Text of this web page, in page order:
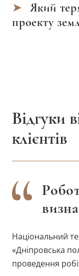
Який
проекту
Відгуки
клієнтів
Національний
«Дніпровська
проведення